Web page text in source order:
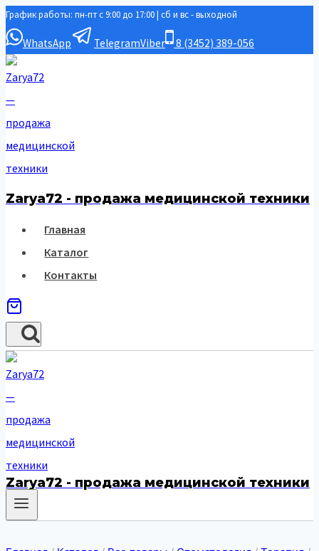
Перейти
к
содержимому
График работы: пн-пт с 9:00 до 17:00 | сб и вс - выходной
WhatsApp TelegramViber 8 (3452) 389-056
Zarya72 - продажа медицинской техники
Главная
Каталог
Контакты
Zarya72 - продажа медицинской техники